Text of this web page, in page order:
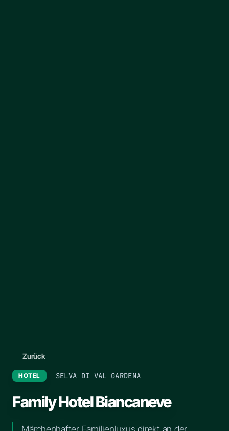
Zurück
HOTEL SELVA DI VAL GARDENA
Family Hotel Biancaneve